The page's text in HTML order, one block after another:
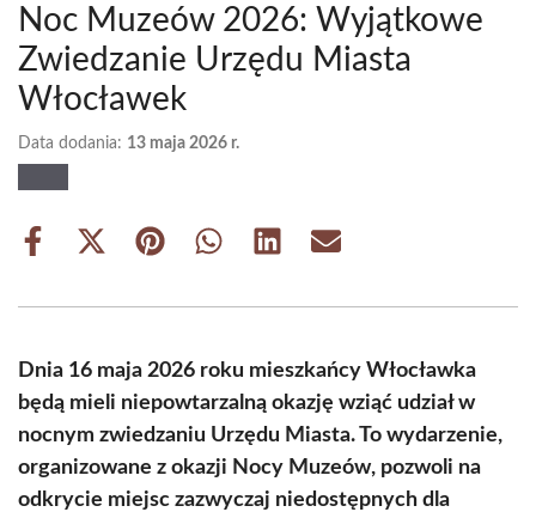
Noc Muzeów 2026: Wyjątkowe
Zwiedzanie Urzędu Miasta
Włocławek
Data dodania: 13 maja 2026 r.
Share
Share
(Twitter)
Share Share Share Share
Dnia 16 maja 2026 roku mieszkańcy Włocławka
będą mieli niepowtarzalną okazję wziąć udział w
nocnym zwiedzaniu Urzędu Miasta. To wydarzenie,
organizowane z okazji Nocy Muzeów, pozwoli na
odkrycie miejsc zazwyczaj niedostępnych dla